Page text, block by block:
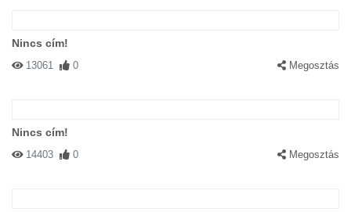
Nincs cím!
13061 0 Megosztás
Nincs cím!
14403 0 Megosztás